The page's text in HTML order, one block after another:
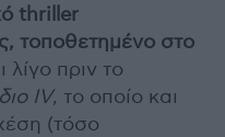
thriller
τοποθετημένο στο
λίγο πριν το
IV, το οποίο και
(τόσο